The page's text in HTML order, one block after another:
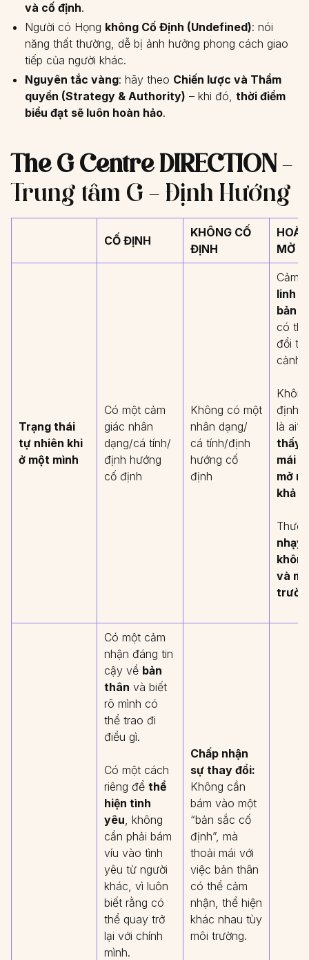
và cố định.
Người có Họng không Cố Định (Undefined): nói
năng thất thường, dễ bị ảnh hưởng phong cách giao
tiếp của người khác.
Nguyên tắc vàng: hãy theo Chiến lược và Thẩm
quyền (Strategy & Authority) – khi đó, thời điểm
biểu đạt sẽ luôn hoàn hảo.
The G Centre DIRECTION–
Trung tâm G – Định Hướng
CỐ ĐỊNH
KHÔNG CỐ
ĐỊNH
MỜ
Trạng thái
tự nhiên khi
ở một mình
Có một cảm
giác nhân
dạng/cá tính/
định hướng
cố định
Không có một
nhân dạng/
cá tính/định
hướng cố
định
Cảm
linh
bản
có
đổi
cảnh.
định
là ai”,
thấy
mái
mở
khả
nhạy
và
Có một cảm
nhận đáng tin
cậy về bản
thân và biết
rõ mình có
thể trao đi
điều gì.
Có một cách
riêng để thể
hiện tình
yêu, không
cần phải bám
víu vào tình
yêu từ người
khác, vì luôn
biết rằng có
thể quay trở
lại với chính
mình.
Chấp nhận
sự thay đổi:
Không cần
bám vào một
“bản sắc cố
định”, mà
thoải mái với
việc bản thân
có thể cảm
nhận, thể hiện
khác nhau tùy
môi trường.